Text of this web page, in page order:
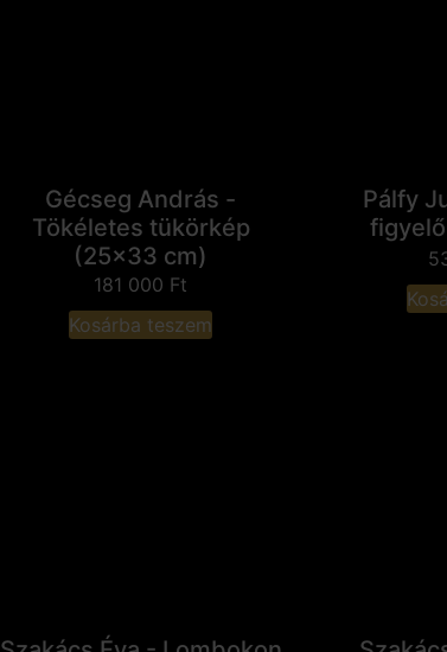
Gécseg András -
Tökéletes tükörkép
(25x33 cm)
181 000 Ft
Kosárba teszem
Pálfy